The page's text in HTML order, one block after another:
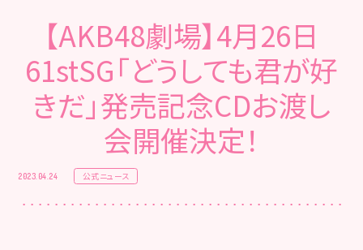
【AKB48劇場】4月26日
61stSG「どうしても君が好
きだ」発売記念CDお渡し
会開催決定！
2023.04.24 公式ニュース